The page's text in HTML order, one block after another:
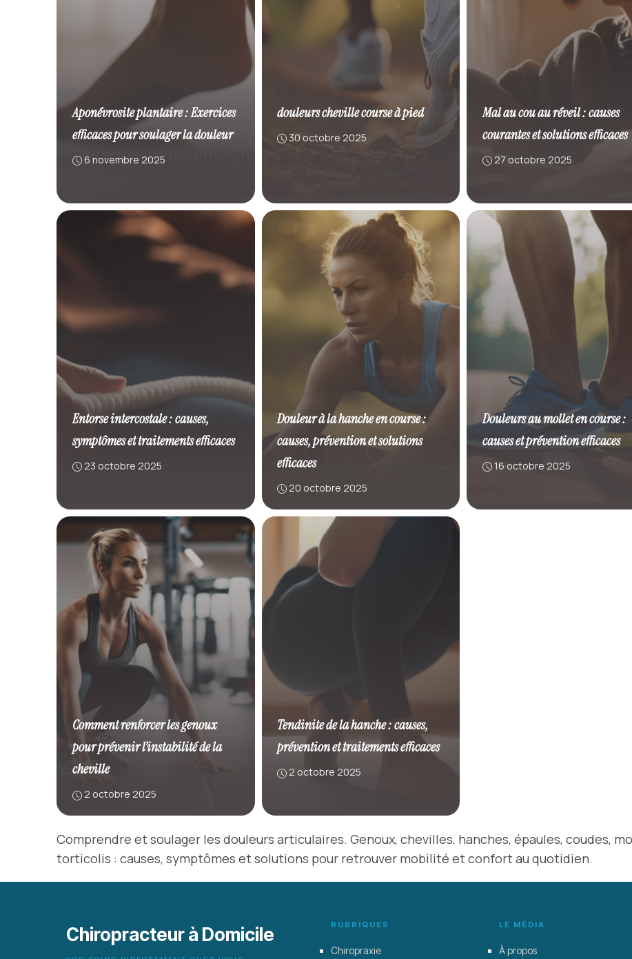
Aponévrosite plantaire : Exercices
efficaces pour soulager la douleur
6 novembre 2025
douleurs cheville course à pied
30 octobre 2025
Mal au cou au réveil : causes
courantes et solutions efficaces
27 octobre 2025
Entorse intercostale : causes,
symptômes et traitements efficaces
23 octobre 2025
Douleur à la hanche en course :
causes, prévention et solutions
efficaces
20 octobre 2025
Douleurs au mollet en course :
causes et prévention efficaces
16 octobre 2025
Comment renforcer les genoux
pour prévenir l’instabilité de la
cheville
2 octobre 2025
Tendinite de la hanche : causes,
prévention et traitements efficaces
2 octobre 2025
Comprendre et soulager les douleurs articulaires. Genoux, chevilles, hanches, épaules, coudes,
torticolis : causes, symptômes et solutions pour retrouver mobilité et confort au quotidien.
Chiropracteur à Domicile RUBRIQUES
Chiropraxie
LE MÉDIA
À propos